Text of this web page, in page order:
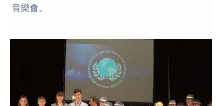
音樂會。